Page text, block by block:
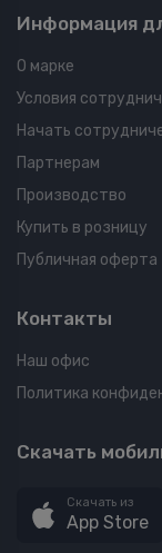
Информация
О марке
Условия
Начать
Партнерам
Производство
Купить в розницу
Публичная оферта
Контакты
Наш офис
Политика
Скачать
Скачать из
App Store